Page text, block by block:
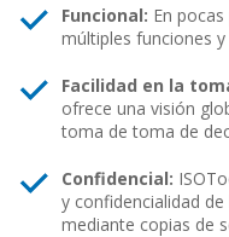
Funcional: En
múltiples funciones
Facilidad en la
ofrece una visión
toma de toma de
Confidencial:
y confidencialidad
mediante copias de